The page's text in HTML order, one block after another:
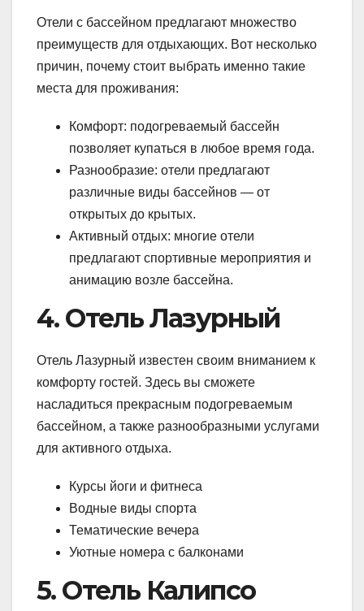
Отели с бассейном предлагают множество
преимуществ для отдыхающих. Вот несколько
причин, почему стоит выбрать именно такие
места для проживания:
Комфорт: подогреваемый бассейн
позволяет купаться в любое время года.
Разнообразие: отели предлагают
различные виды бассейнов — от
открытых до крытых.
Активный отдых: многие отели
предлагают спортивные мероприятия и
анимацию возле бассейна.
4. Отель Лазурный
Отель Лазурный известен своим вниманием к
комфорту гостей. Здесь вы сможете
насладиться прекрасным подогреваемым
бассейном, а также разнообразными услугами
для активного отдыха.
Курсы йоги и фитнеса
Водные виды спорта
Тематические вечера
Уютные номера с балконами
5. Отель Калипсо